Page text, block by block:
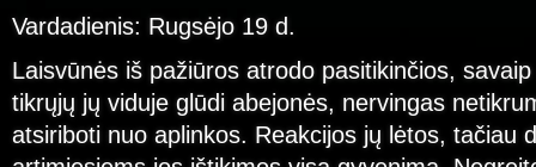
Vardadienis: Rugsėjo 19 d.
Laisvūnės iš pažiūros atrodo pasitikinčios,
tikrųjų jų viduje glūdi abejonės, nervingas
atsiriboti nuo aplinkos. Reakcijos jų lėtos, tačiau